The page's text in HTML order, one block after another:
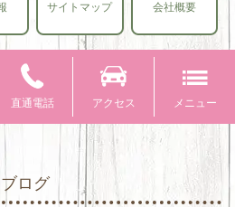
サイトマップ 会社概要
直通電話 アクセス メニュー
ログ